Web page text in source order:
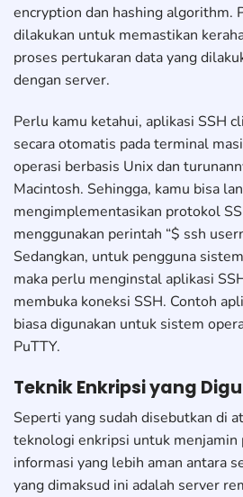
encryption dan hashing algorithm.
dilakukan untuk memastikan
proses pertukaran data yang
dengan server.
Perlu kamu ketahui, aplikasi SSH
secara otomatis pada terminal
operasi berbasis Unix dan
Macintosh. Sehingga, kamu bisa
mengimplementasikan protokol
menggunakan perintah “$ ssh
Sedangkan, untuk pengguna
maka perlu menginstal aplikasi
membuka koneksi SSH. Contoh
biasa digunakan untuk sistem
PuTTY.
Teknik Enkripsi yang
Seperti yang sudah disebutkan di
teknologi enkripsi untuk menjamin
informasi yang lebih aman antara
yang dimaksud ini adalah server